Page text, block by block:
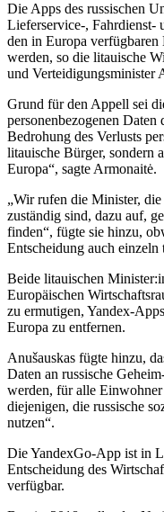
Die Apps des russischen
Lieferservice-, Fahrdienst-
den in Europa
werden, so die litauische
und Verteidigungsminister
Grund für den Appell sei
personenbezogenen Daten
Bedrohung des Verlusts
litauische Bürger, sondern
Europa“, sagte Armonaitė.
„Wir rufen die Minister,
zuständig sind, dazu auf,
finden“, fügte sie hinzu,
Entscheidung auch einzeln
Beide litauischen
Europäischen
zu ermutigen, Yandex-
Europa zu entfernen.
Anušauskas fügte hinzu,
Daten an russische
werden, für alle
diejenigen, die russische
nutzen“.
Die YandexGo-App ist in
Entscheidung des
verfügbar.